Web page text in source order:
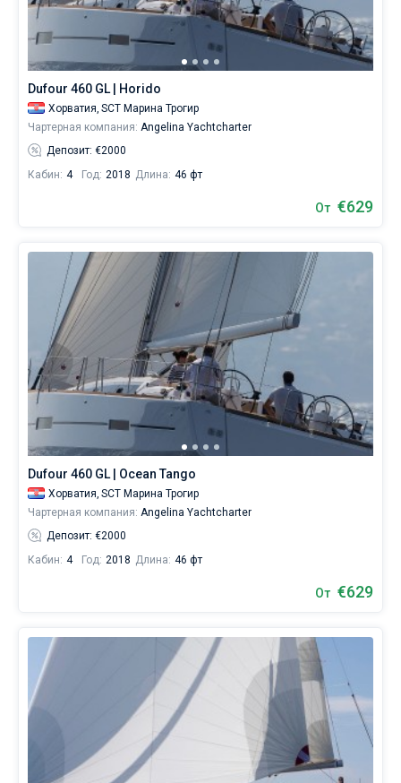
яхт
аренду
148
предложений
SCT
Марине
Трогир
любителей
спокойного
яхтсменов,
которые
не
представляют
себе
жизни
без
Dufour 460 GL | Horido
Хорватия, SCT Марина Трогир
Чартерная компания: Angelina Yachtcharter
Депозит: €2000
Кабин: 4 Год: 2018 Длина: 46 фт
От €629
Dufour 460 GL | Ocean Tango
Хорватия, SCT Марина Трогир
Чартерная компания: Angelina Yachtcharter
Депозит: €2000
Кабин: 4 Год: 2018 Длина: 46 фт
От €629
Без шкипера
Со шкипером